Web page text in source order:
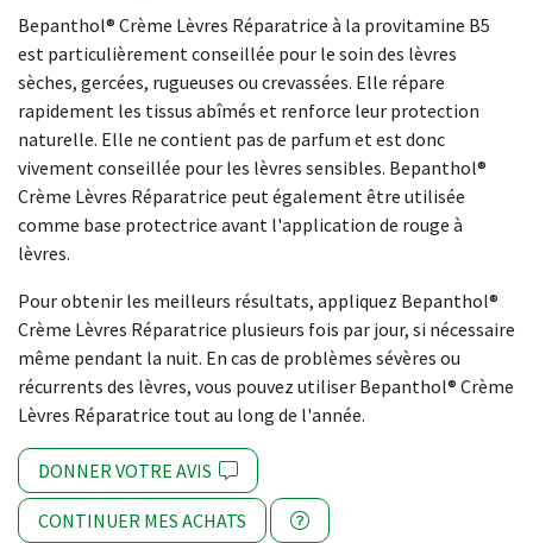
Bepanthol® Crème Lèvres Réparatrice à la provitamine B5
est particulièrement conseillée pour le soin des lèvres
sèches, gercées, rugueuses ou crevassées. Elle répare
rapidement les tissus abîmés et renforce leur protection
naturelle. Elle ne contient pas de parfum et est donc
vivement conseillée pour les lèvres sensibles. Bepanthol®
Crème Lèvres Réparatrice peut également être utilisée
comme base protectrice avant l'application de rouge à
lèvres.
Pour obtenir les meilleurs résultats, appliquez Bepanthol®
Crème Lèvres Réparatrice plusieurs fois par jour, si nécessaire
même pendant la nuit. En cas de problèmes sévères ou
récurrents des lèvres, vous pouvez utiliser Bepanthol® Crème
Lèvres Réparatrice tout au long de l'année.
DONNER VOTRE AVIS
CONTINUER MES ACHATS